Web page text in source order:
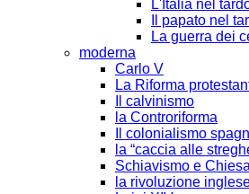
L'Italia nel
Il papato nel
La guerra dei
moderna
Carlo V
La Riforma
Il calvinismo
la Controriforma
Il colonialismo
la “caccia alle
Schiavismo e Chiesa
la rivoluzione